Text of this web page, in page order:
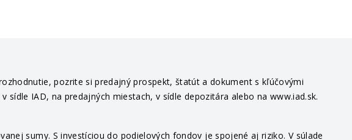
pozrite si predajný prospekt, štatút a dokument s kľúčovými
IAD, na predajných miestach, v sídle depozitára alebo na www.iad.sk.
sumy. S investíciou do podielových fondov je spojené aj riziko. V súlade